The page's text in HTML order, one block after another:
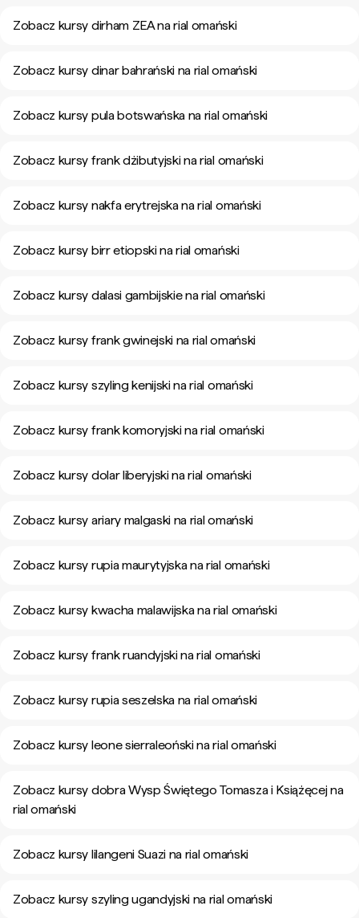
Zobacz kursy dirham ZEA na rial omański
Zobacz kursy dinar bahrański na rial omański
Zobacz kursy pula botswańska na rial omański
Zobacz kursy frank dżibutyjski na rial omański
Zobacz kursy nakfa erytrejska na rial omański
Zobacz kursy birr etiopski na rial omański
Zobacz kursy dalasi gambijskie na rial omański
Zobacz kursy frank gwinejski na rial omański
Zobacz kursy szyling kenijski na rial omański
Zobacz kursy frank komoryjski na rial omański
Zobacz kursy dolar liberyjski na rial omański
Zobacz kursy ariary malgaski na rial omański
Zobacz kursy rupia maurytyjska na rial omański
Zobacz kursy kwacha malawijska na rial omański
Zobacz kursy frank ruandyjski na rial omański
Zobacz kursy rupia seszelska na rial omański
Zobacz kursy leone sierraleoński na rial omański
Zobacz kursy dobra Wysp Świętego Tomasza i Książęcej na
rial omański
Zobacz kursy lilangeni Suazi na rial omański
Zobacz kursy szyling ugandyjski na rial omański